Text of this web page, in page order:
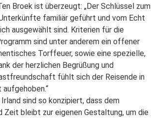
Broek ist überzeugt: „Der Schlüssel zum
familiär geführt und vom Echt
ausgewählt sind. Kriterien für die
sind unter anderem ein offener
Torffeuer, sowie eine spezielle,
der herzlichen Begrüßung und
fühlt sich der Reisende in
sind so konzipiert, dass dem
Zeit bleibt zur eigenen Gestaltung, um die